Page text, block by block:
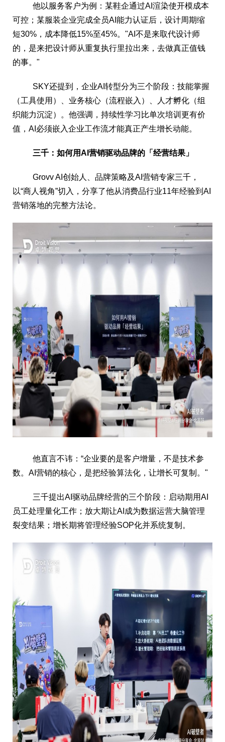
他以服务客户为例：某鞋企通过AI渲染使开模成本
可控；某服装企业完成全员AI能力认证后，设计周期缩
短30%，成本降低15%至45%。"AI不是来取代设计师
的，是来把设计师从重复执行里拉出来，去做真正值钱
的事。"
SKY还提到，企业AI转型分为三个阶段：技能掌握
（工具使用）、业务核心（流程嵌入）、人才孵化（组
织能力沉淀）。他强调，持续性学习比单次培训更有价
值，AI必须嵌入企业工作流才能真正产生增长动能。
三千：如何用AI营销驱动品牌的「经营结果」
Grovv AI创始人、品牌策略及AI营销专家三千，
以“商人视角”切入，分享了他从消费品行业11年经验到AI
营销落地的完整方法论。
他直言不讳：“企业要的是客户增量，不是技术参
数。AI营销的核心，是把经验算法化，让增长可复制。"
三千提出AI驱动品牌经营的三个阶段：启动期用AI
员工处理量化工作；放大期让AI成为数据运营大脑管理
裂变结果；增长期将管理经验SOP化并系统复制。